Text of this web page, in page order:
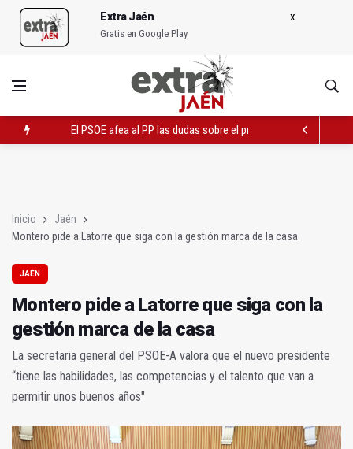
Extra Jaén
Gratis en Google Play
El PSOE afea al PP las dudas sobre el proyecto del hotel de la
Inicio
Jaén
Montero pide a Latorre que siga con la gestión marca de la casa
JAÉN
Montero pide a Latorre que siga con la
gestión marca de la casa
La secretaria general del PSOE-A valora que el nuevo presidente
“tiene las habilidades, las competencias y el talento que van a
permitir unos buenos años"